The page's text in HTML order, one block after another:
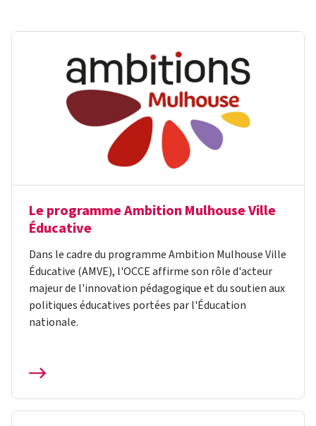
Le programme Ambition Mulhouse Ville
Éducative
Dans le cadre du programme Ambition Mulhouse Ville
Éducative (AMVE), l'OCCE affirme son rôle d'acteur
majeur de l'innovation pédagogique et du soutien aux
politiques éducatives portées par l'Éducation
nationale.